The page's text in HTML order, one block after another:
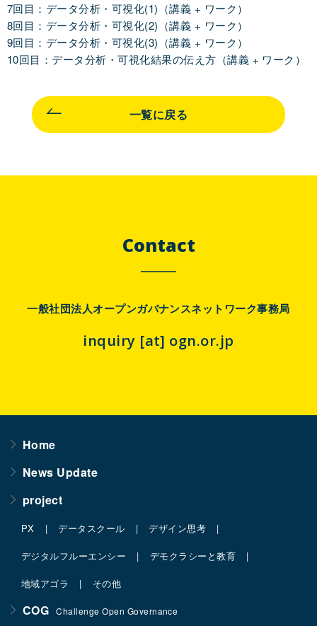
7回目：データ分析・可視化(1)（講義 + ワーク）
8回目：データ分析・可視化(2)（講義 + ワーク）
9回目：データ分析・可視化(3)（講義 + ワーク）
10回目：データ分析・可視化結果の伝え方（講義 + ワーク）
一覧に戻る
Contact
一般社団法人オープンガバナンスネットワーク事務局
inquiry [at] ogn.or.jp
Home
News Update
project
PX データスクール デザイン思考
デジタルフルーエンシー デモクラシーと教育
地域アゴラ その他
COG Challenge Open Governance